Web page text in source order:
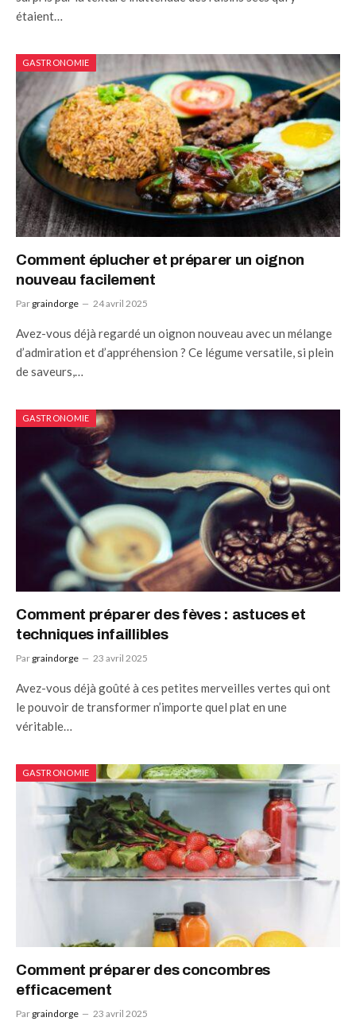
étaient…
GASTRONOMIE
Comment éplucher et préparer un oignon
nouveau facilement
Par graindorge 24 avril 2025
Avez-vous déjà regardé un oignon nouveau avec un mélange
d’admiration et d’appréhension ? Ce légume versatile, si plein
de saveurs,…
GASTRONOMIE
Comment préparer des fèves : astuces et
techniques infaillibles
Par graindorge 23 avril 2025
Avez-vous déjà goûté à ces petites merveilles vertes qui ont
le pouvoir de transformer n’importe quel plat en une
véritable…
GASTRONOMIE
Comment préparer des concombres
efficacement
Par graindorge 23 avril 2025